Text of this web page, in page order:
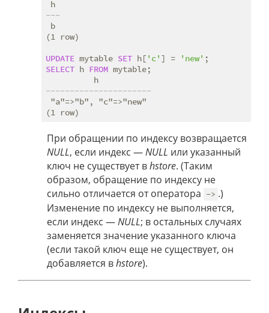
---
b
(1 row)
UPDATE mytable SET h[ 'c' ] = 'new'
SELECT h FROM mytable;
----------------------
"a"=>"b", "c"=>"new"
При обращении по индексу возвращается
NULL, если индекс —NULL или указанный
ключ не существует вhstore. (Таким
образом, обращение по индексу не
сильно отличается от оператора -> .)
Изменение по индексу не выполняется,
если индекс —NULL; в остальных случаях
заменяется значение указанного ключа
(если такой ключ еще не существует, он
добавляется вhstore).